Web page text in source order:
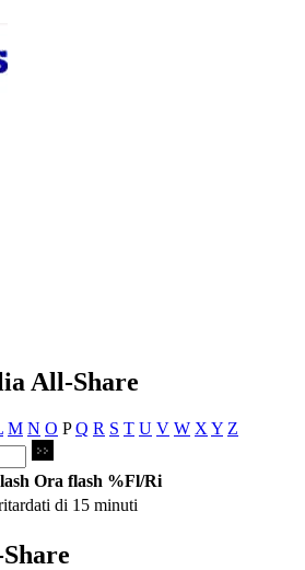
All-Share
M N O PQ R S T U V W X Y Z
Ora flash %Fl/Ri
di 15 minuti